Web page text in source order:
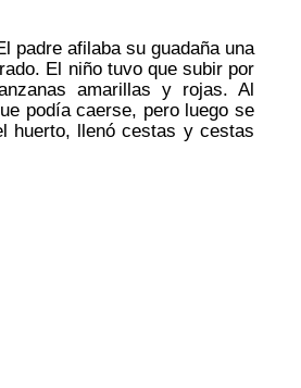
padre afilaba su guadaña una
El niño tuvo que subir por
amarillas y rojas. Al
podía caerse, pero luego se
huerto, llenó cestas y cestas